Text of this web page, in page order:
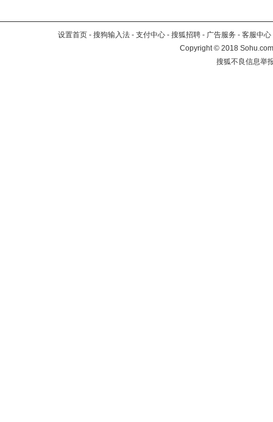
设置首页 - 搜狗输入法 - 支付中心 - 搜狐招聘 - 广告服务 - 客服中心
Copyright©2018
搜狐不良信息举